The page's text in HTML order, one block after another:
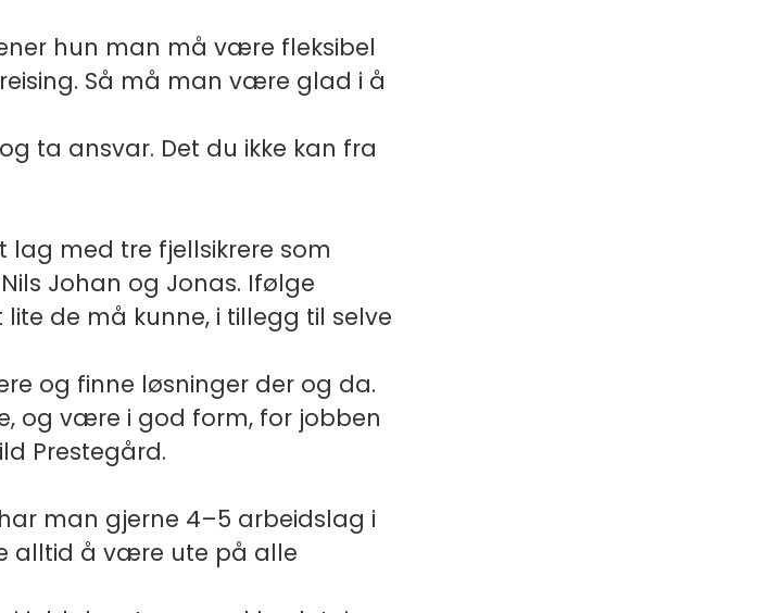
hun man må være fleksibel
Så må man være glad i å
ta ansvar. Det du ikke kan fra
lag med tre fjellsikrere som
Johan og Jonas. Ifølge
de må kunne, i tillegg til selve
og finne løsninger der og da.
og være i god form, for jobben
Prestegård.
man gjerne 4–5 arbeidslag i
alltid å være ute på alle